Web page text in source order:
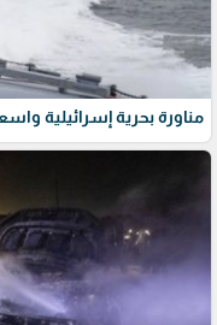
مناورة بحرية إسرائيلية